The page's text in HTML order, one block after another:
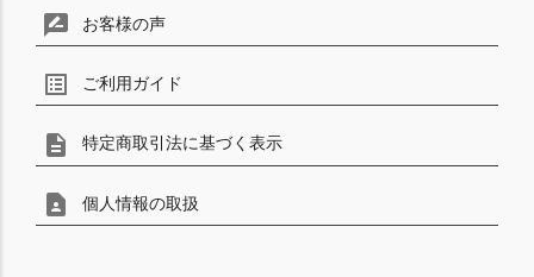
rate_review お客様の声
list_alt ご利用ガイド
description 特定商取引法に基づく表示
contact_page 個人情報の取扱